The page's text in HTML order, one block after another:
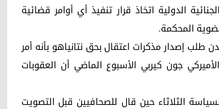
في المحكمة الجنائية الدولية اتخاذ قرار تنفيذ أي أوامر قضائية
المحكمة.
طلب إصدار مذكرات اعتقال بحق نتانياهو بأنه أمر
جون كيربي الأسبوع الماضي أن العقوبات
الثلاثاء حين قال للصحافيين قبل التصويت